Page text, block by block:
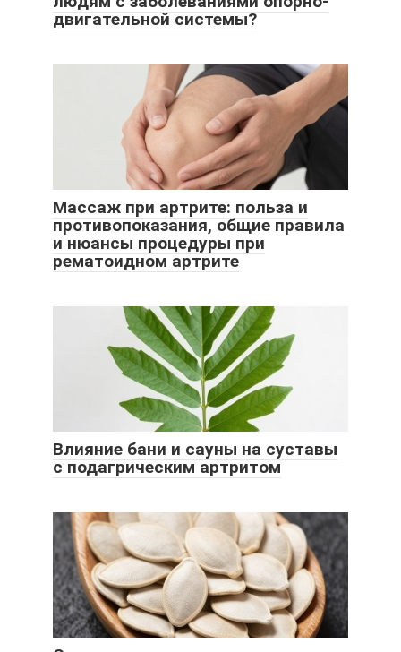
двигательной системы?
Массаж при артрите: польза и
противопоказания, общие правила
и нюансы процедуры при
рематоидном артрите
Влияние бани и сауны на суставы
с подагрическим артритом